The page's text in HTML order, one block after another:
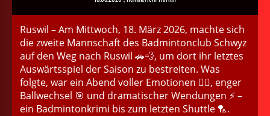
Ruswil – Am Mittwoch, 18. März 2026, machte sich
die zweite Mannschaft des Badmintonclub Schwyz
auf den Weg nach Ruswil 🚗💨, um dort ihr letztes
Auswärtsspiel der Saison zu bestreiten. Was
folgte, war ein Abend voller Emotionen 😮‍💨, enger
Ballwechsel 🎯 und dramatischer Wendungen ⚡ –
ein Badmintonkrimi bis zum letzten Shuttle 🏸.